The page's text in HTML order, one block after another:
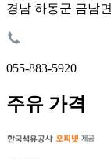
경남 하동군 금남
055-883-5920
주유 가격